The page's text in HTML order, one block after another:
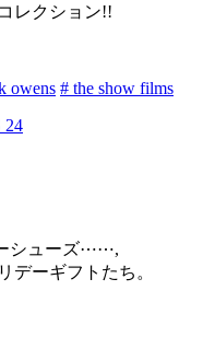
レクション!!
owens # the show films
シューズ⋯⋯,
デーギフトたち。